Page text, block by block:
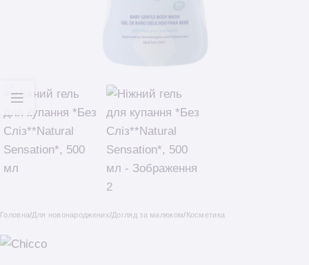
Головна/Для новонароджених/Догляд за малюком/Косметика